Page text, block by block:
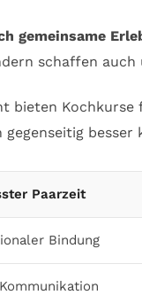
gemeinsame
schaffen auch
bieten
gegenseitig
Paarzeit
Bindung